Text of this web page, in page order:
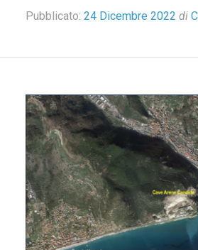
Pubblicato: 24 Dicembre 2022 di